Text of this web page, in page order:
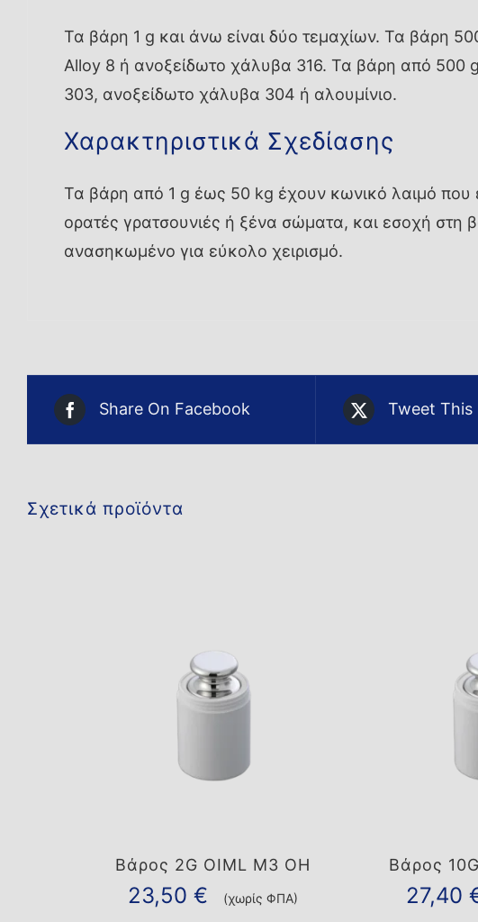
Τα βάρη 1 g και άνω είναι δύο τεμαχίων. Τα βάρη
Alloy 8 ή ανοξείδωτο χάλυβα 316. Τα βάρη από 500
303, ανοξείδωτο χάλυβα 304 ή αλουμίνιο.
Χαρακτηριστικά Σχεδίασης
Τα βάρη από 1 g έως 50 kg έχουν κωνικό λαιμό που
ορατές γρατσουνιές ή ξένα σώματα, και εσοχή στη
ανασηκωμένο για εύκολο χειρισμό.
Share On Facebook Tweet This
Σχετικά προϊόντα
Βάρος 2G OIML M3 OH
23,50€ (χωρίς ΦΠΑ)
Βάρος
27,40